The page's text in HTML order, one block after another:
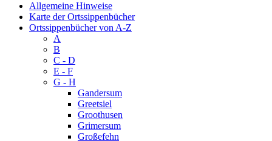
Allgemeine Hinweise
Karte der Ortssippenbücher
Ortssippenbücher von A-Z
A
B
C - D
E - F
G - H
Gandersum
Greetsiel
Groothusen
Grimersum
Großefehn